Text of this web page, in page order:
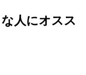
人にオスス